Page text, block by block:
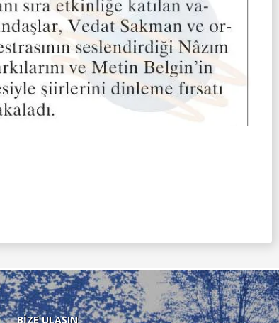
BİZE ULAŞIN